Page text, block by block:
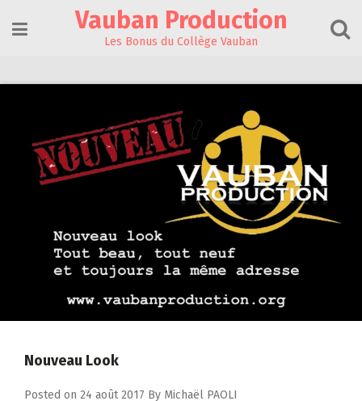
content
Vauban Production
Les Bonus du Collège Vauban
Nouveau Look
Posted on 24 août 2017 By Michaël PAOLI